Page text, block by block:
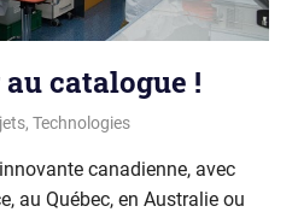
catalogue !
, Technologies
canadienne, avec
au Québec, en Australie ou